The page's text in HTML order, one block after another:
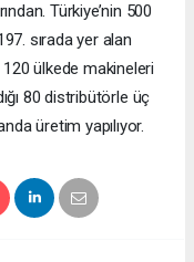
Türkiye’nin 500
sırada yer alan
120 ülkede makineleri
80 distribütörle üç
üretim yapılıyor.